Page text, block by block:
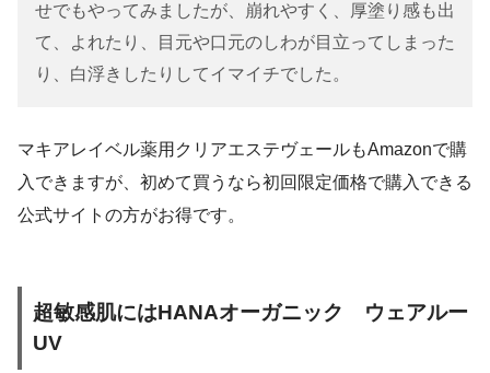
せでもやってみましたが、崩れやすく、厚塗り感も出
て、よれたり、目元や口元のしわが目立ってしまった
り、白浮きしたりしてイマイチでした。
マキアレイベル薬用クリアエステヴェールもAmazonで購
入できますが、初めて買うなら初回限定価格で購入できる
公式サイトの方がお得です。
超敏感肌にはHANAオーガニック ウェアルー
UV